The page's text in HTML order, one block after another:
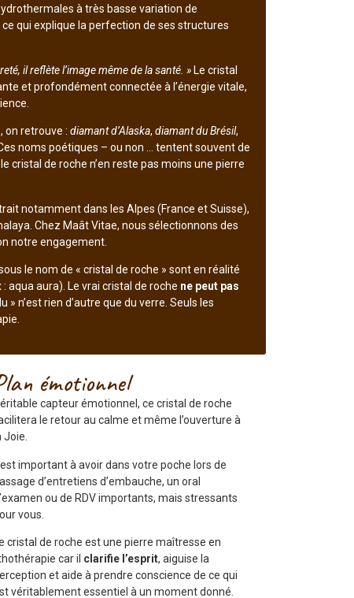
à très basse variation de
qui explique la perfection de ses structures
il reflète l’image même de la santé. »Le cristal
et profondément connectée à l’énergie vitale,
on retrouve : diamant d’Alaska, diamant du Brésil,
noms poétiques – ou non … tentent souvent de
cristal de roche n’en reste pas moins une pierre
notamment dans les Alpes (France et Suisse),
Chez Maât Vitae, nous sélectionnons des
notre engagement.
le nom de « cristal de roche » sont en réalité
aqua aura). Le vrai cristal de roche ne peut pas
n’est rien d’autre que du verre. Seuls les
émotionnel
capteur émotionnel, ce cristal de roche
le retour au calme et même l’ouverture à
Joie.
Il est important à avoir dans votre poche lors de
d’entretiens d’embauche, un oral
ou de RDV importants, mais stressants
vous.
cristal de roche est une pierre maîtresse en
car il clarifie l’esprit, aiguise la
et aide à prendre conscience de ce qui
véritablement essentiel à un moment donné.